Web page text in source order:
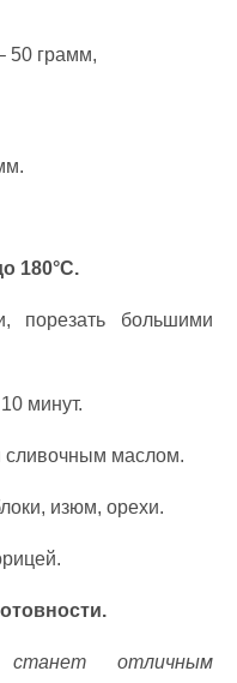
50 грамм,
180°C.
порезать большими
минут.
сливочным маслом.
изюм, орехи.
отличным